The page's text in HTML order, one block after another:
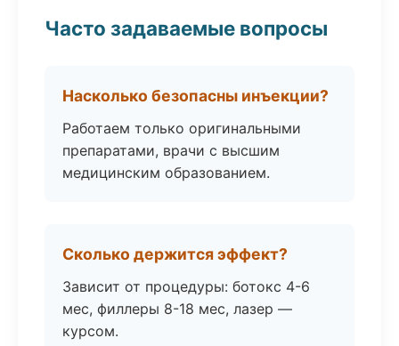
Часто задаваемые вопросы
Насколько безопасны инъекции?
Работаем только оригинальными
препаратами, врачи с высшим
медицинским образованием.
Сколько держится эффект?
Зависит от процедуры: ботокс 4-6
мес, филлеры 8-18 мес, лазер —
курсом.